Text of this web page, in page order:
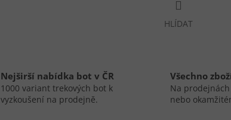
HLÍDAT
Nejširší nabídka bot v ČR
1000 variant trekových bot k
vyzkoušení na prodejně.
Všechno
Na
nebo